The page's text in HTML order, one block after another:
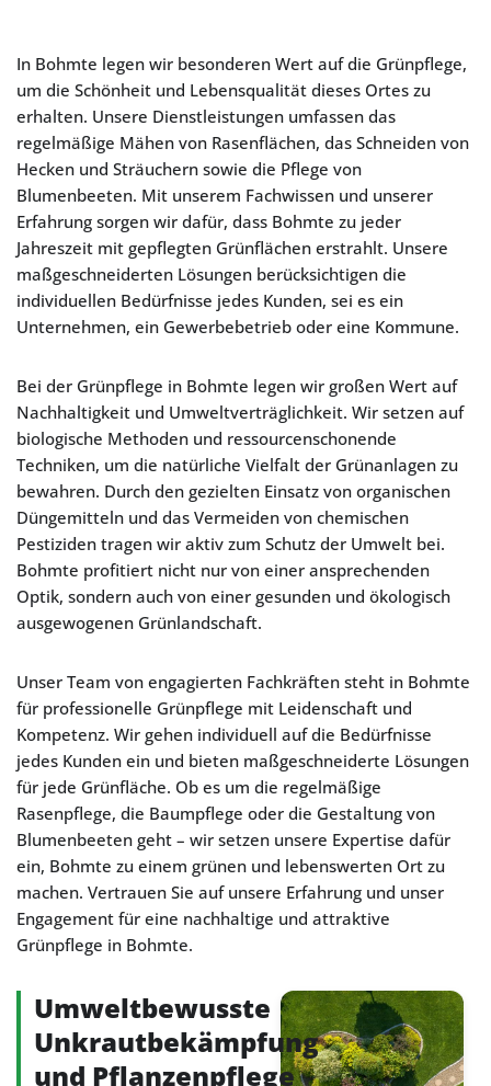
In Bohmte legen wir besonderen Wert auf die Grünpflege,
um die Schönheit und Lebensqualität dieses Ortes zu
erhalten. Unsere Dienstleistungen umfassen das
regelmäßige Mähen von Rasenflächen, das Schneiden von
Hecken und Sträuchern sowie die Pflege von
Blumenbeeten. Mit unserem Fachwissen und unserer
Erfahrung sorgen wir dafür, dass Bohmte zu jeder
Jahreszeit mit gepflegten Grünflächen erstrahlt. Unsere
maßgeschneiderten Lösungen berücksichtigen die
individuellen Bedürfnisse jedes Kunden, sei es ein
Unternehmen, ein Gewerbebetrieb oder eine Kommune.
Bei der Grünpflege in Bohmte legen wir großen Wert auf
Nachhaltigkeit und Umweltverträglichkeit. Wir setzen auf
biologische Methoden und ressourcenschonende
Techniken, um die natürliche Vielfalt der Grünanlagen zu
bewahren. Durch den gezielten Einsatz von organischen
Düngemitteln und das Vermeiden von chemischen
Pestiziden tragen wir aktiv zum Schutz der Umwelt bei.
Bohmte profitiert nicht nur von einer ansprechenden
Optik, sondern auch von einer gesunden und ökologisch
ausgewogenen Grünlandschaft.
Unser Team von engagierten Fachkräften steht in Bohmte
für professionelle Grünpflege mit Leidenschaft und
Kompetenz. Wir gehen individuell auf die Bedürfnisse
jedes Kunden ein und bieten maßgeschneiderte Lösungen
für jede Grünfläche. Ob es um die regelmäßige
Rasenpflege, die Baumpflege oder die Gestaltung von
Blumenbeeten geht – wir setzen unsere Expertise dafür
ein, Bohmte zu einem grünen und lebenswerten Ort zu
machen. Vertrauen Sie auf unsere Erfahrung und unser
Engagement für eine nachhaltige und attraktive
Grünpflege in Bohmte.
Umweltbewusste
Unkrautbekämpfung
und Pflanzenpflege